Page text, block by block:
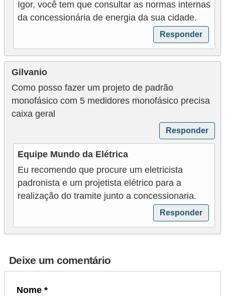
Igor, você tem que consultar as normas internas
da concessionária de energia da sua cidade.
Responder
Gilvanio
Como posso fazer um projeto de padrão
monofásico com 5 medidores monofásico precisa
caixa geral
Responder
Equipe Mundo da Elétrica
Eu recomendo que procure um eletricista
padronista e um projetista elétrico para a
realização do tramite junto a concessionaria.
Responder
Deixe um comentário
Nome *
i
c
d
a
d
e